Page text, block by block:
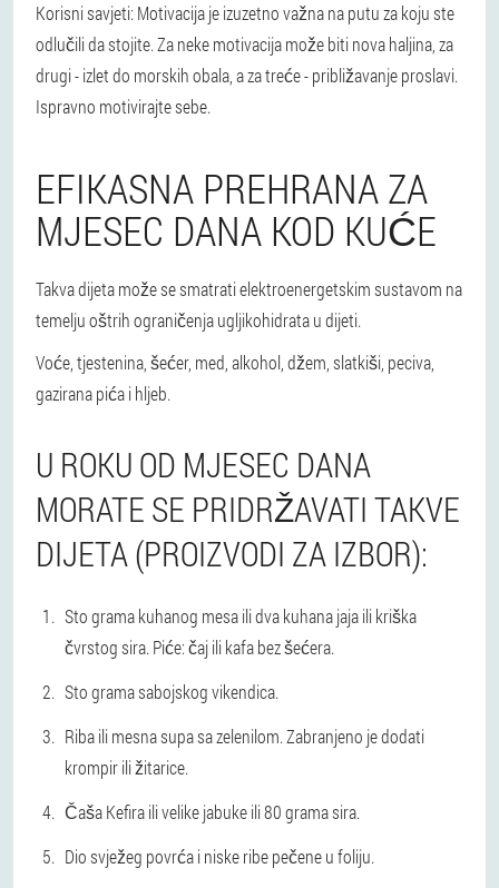
Korisni savjeti: Motivacija je izuzetno važna na putu za koju ste
odlučili da stojite. Za neke motivacija može biti nova haljina, za
drugi - izlet do morskih obala, a za treće - približavanje proslavi.
Ispravno motivirajte sebe.
EFIKASNA PREHRANA ZA
MJESEC DANA KOD KUĆE
Takva dijeta može se smatrati elektroenergetskim sustavom na
temelju oštrih ograničenja ugljikohidrata u dijeti.
Voće, tjestenina, šećer, med, alkohol, džem, slatkiši, peciva,
gazirana pića i hljeb.
U ROKU OD MJESEC DANA
MORATE SE PRIDRŽAVATI TAKVE
DIJETA (PROIZVODI ZA IZBOR):
Sto grama kuhanog mesa ili dva kuhana jaja ili kriška
čvrstog sira. Piće: čaj ili kafa bez šećera.
Sto grama sabojskog vikendica.
Riba ili mesna supa sa zelenilom. Zabranjeno je dodati
krompir ili žitarice.
Čaša Kefira ili velike jabuke ili 80 grama sira.
Dio svježeg povrća i niske ribe pečene u foliju.